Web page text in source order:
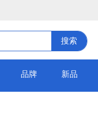
搜索
品牌 新品